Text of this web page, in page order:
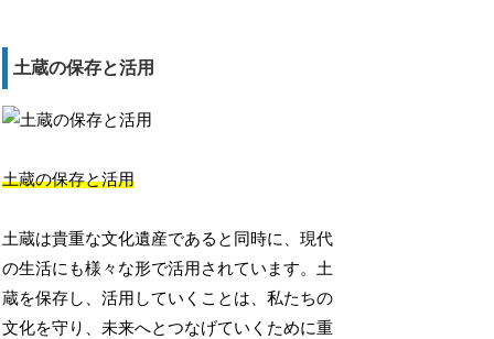
土蔵の保存と活用
土蔵の保存と活用
土蔵は貴重な文化遺産であると同時に、現代
の生活にも様々な形で活用されています。土
蔵を保存し、活用していくことは、私たちの
文化を守り、未来へとつなげていくために重